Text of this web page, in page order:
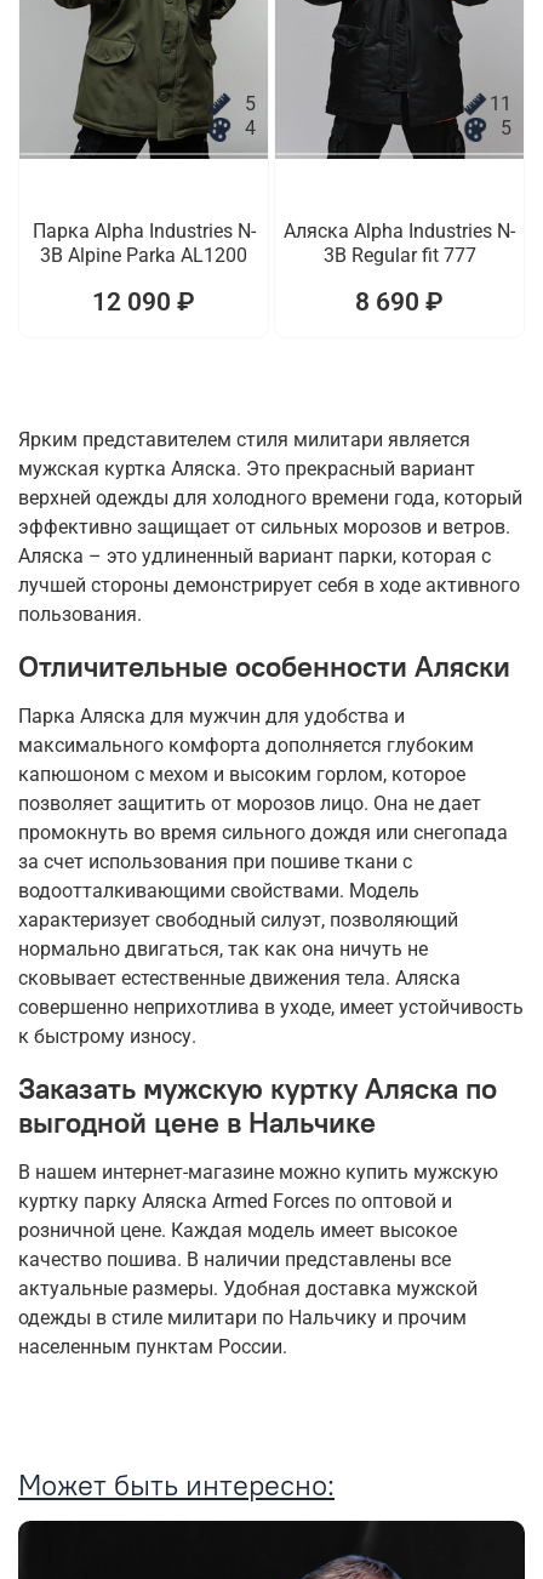
5
4
Парка Alpha Industries N-
3B Alpine Parka AL1200
12 090 ₽
11
5
Аляска Alpha Industries N-
3B Regular fit 777
8 690 ₽
Ярким представителем стиля милитари является
мужская куртка Аляска. Это прекрасный вариант
верхней одежды для холодного времени года, который
эффективно защищает от сильных морозов и ветров.
Аляска – это удлиненный вариант парки, которая с
лучшей стороны демонстрирует себя в ходе активного
пользования.
Отличительные особенности Аляски
Парка Аляска для мужчин для удобства и
максимального комфорта дополняется глубоким
капюшоном с мехом и высоким горлом, которое
позволяет защитить от морозов лицо. Она не дает
промокнуть во время сильного дождя или снегопада
за счет использования при пошиве ткани с
водоотталкивающими свойствами. Модель
характеризует свободный силуэт, позволяющий
нормально двигаться, так как она ничуть не
сковывает естественные движения тела. Аляска
совершенно неприхотлива в уходе, имеет устойчивость
к быстрому износу.
Заказать мужскую куртку Аляска по
выгодной цене в Нальчике
В нашем интернет-магазине можно купить мужскую
куртку парку Аляска Armed Forces по оптовой и
розничной цене. Каждая модель имеет высокое
качество пошива. В наличии представлены все
актуальные размеры. Удобная доставка мужской
одежды в стиле милитари по Нальчику и прочим
населенным пунктам России.
Может быть интересно: